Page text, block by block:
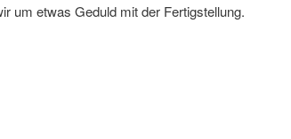
um etwas Geduld mit der Fertigstellung.